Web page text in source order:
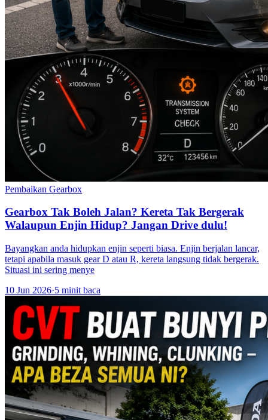
Pembaikan Gearbox
Gearbox Tak Boleh Jalan? Kereta Tak Bergerak
Walaupun Enjin Hidup? Jangan Drive dulu!
Bayangkan anda hidupkan enjin seperti biasa. Enjin berjalan lancar,
tetapi apabila masuk gear D atau R, kereta langsung tidak bergerak.
Situasi ini sering menye
10 Jun 2026·5 minit baca